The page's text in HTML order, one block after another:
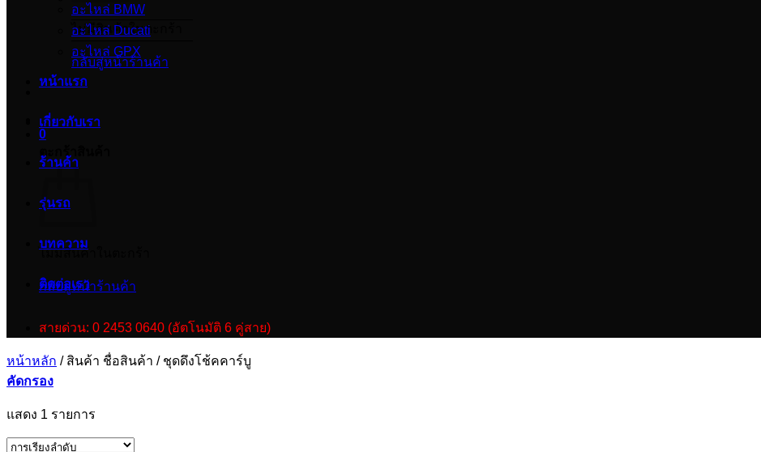
ไม่มีสินค้าในตะกร้า
กลับสู่หน้าร้านค้า
0
ตะกร้าสินค้า
ไม่มีสินค้าในตะกร้า
กลับสู่หน้าร้านค้า
อะไหล่ BMW
อะไหล่ Ducati
อะไหล่ GPX
หน้าแรก
เกี่ยวกับเรา
ร้านค้า
รุ่นรถ
บทความ
ติดต่อเรา
สายด่วน: 0 2453 0640 (อัตโนมัติ 6 คู่สาย)
หน้าหลัก /สินค้า ชื่อสินค้า /ชุดดึงโช้คคาร์บู
คัดกรอง
แสดง 1 รายการ